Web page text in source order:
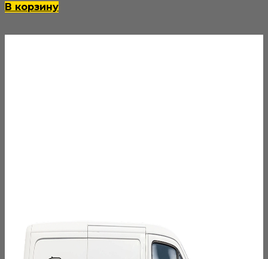
В корзину